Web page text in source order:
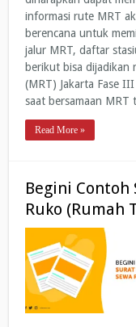
informasi rute MRT
berencana untuk
jalur MRT, daftar
berikut bisa dijadikan
(MRT) Jakarta Fase
saat bersamaan
Read More »
Begini Contoh
Ruko (Rumah